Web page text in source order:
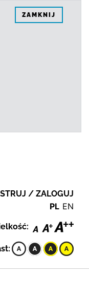
ZAMKNIJ
/ ZALOGUJ
PL EN